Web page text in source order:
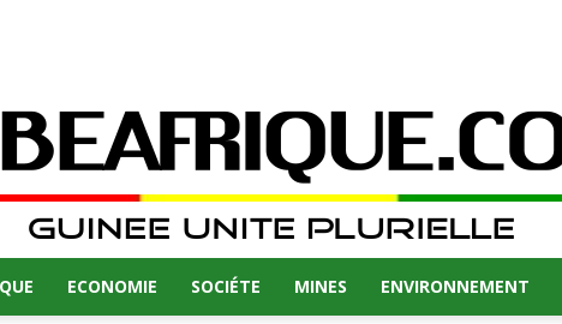
ECONOMIE SOCIÉTE MINES ENVIRONNEMENT